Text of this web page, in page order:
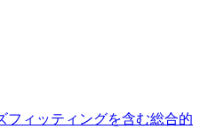
フィッティングを含む総合的